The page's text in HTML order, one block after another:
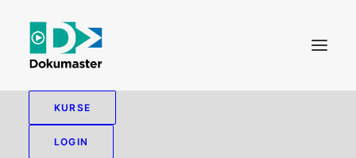
KURSE
LOGIN